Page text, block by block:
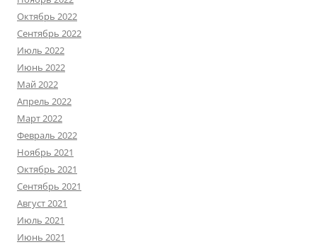
Октябрь 2022
Сентябрь 2022
Июль 2022
Июнь 2022
Май 2022
Апрель 2022
Март 2022
Февраль 2022
Ноябрь 2021
Октябрь 2021
Сентябрь 2021
Август 2021
Июль 2021
Июнь 2021